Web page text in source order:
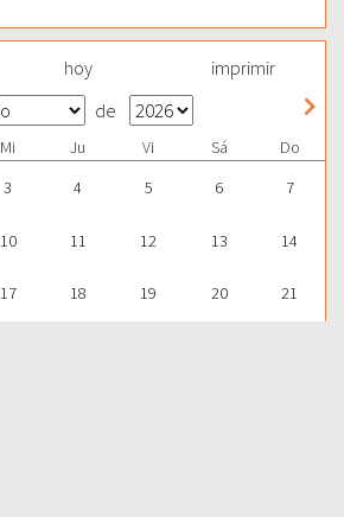
hoy imprimir
de
Mi Ju Vi Sá
Do
3 4 5 6 7
10 11 12 13 14
17 18 19 20 21